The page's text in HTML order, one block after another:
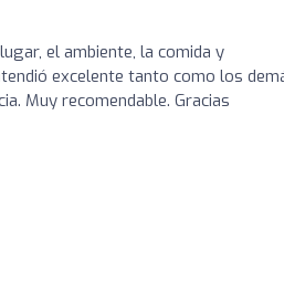
el ambiente, la comida y
excelente tanto como los
Muy recomendable. Gracias